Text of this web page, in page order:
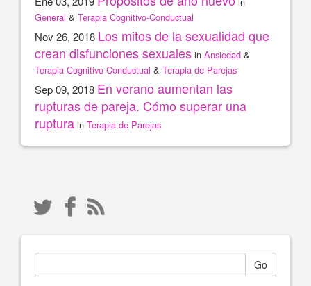
General & Terapia Cognitivo-Conductual
Nov 26, 2018 Los mitos de la sexualidad que
crean disfunciones sexuales in Ansiedad &
Terapia Cognitivo-Conductual & Terapia de Parejas
Sep 09, 2018 En verano aumentan las
rupturas de pareja. Cómo superar una
ruptura in Terapia de Parejas
Go